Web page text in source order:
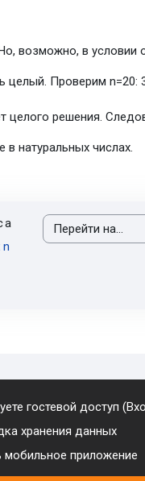
возможно, в условии
целый. Проверим n=20:
целого решения.
натуральных числах.
Перейти на...
гостевой доступ (
хранения данных
мобильное приложение